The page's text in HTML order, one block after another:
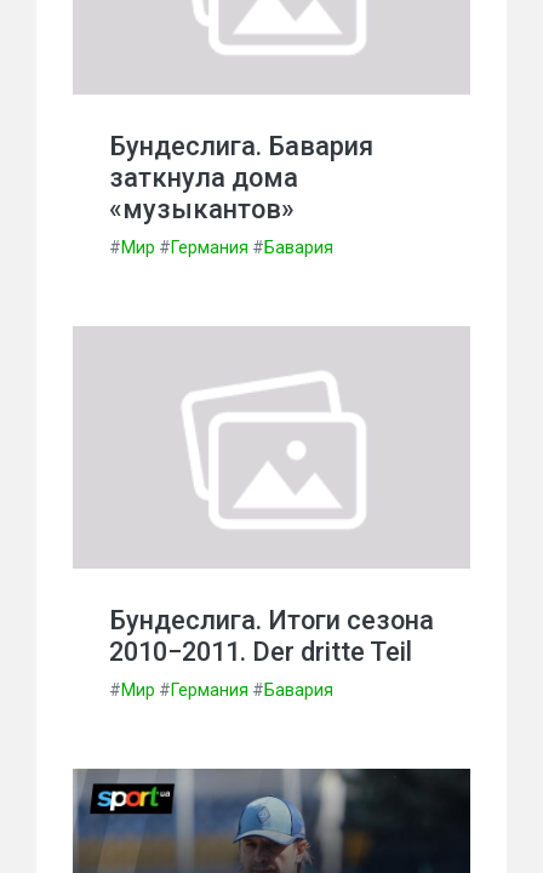
Бундеслига. Бавария
заткнула дома
«музыкантов»
#Мир #Германия #Бавария
Бундеслига. Итоги сезона
2010−2011. Der dritte Teil
#Мир #Германия #Бавария